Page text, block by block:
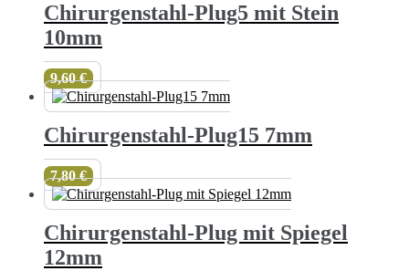
Chirurgenstahl-Plug5 mit Stein
10mm
9,60€
Chirurgenstahl-Plug15 7mm
7,80€
Chirurgenstahl-Plug mit Spiegel
12mm